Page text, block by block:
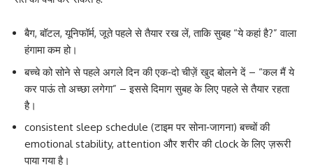
बैग, बॉटल, यूनिफॉर्म, जूते पहले से तैयार रख लें, ताकि सुबह “ये कहां है?” वाला
हंगामा कम हो।
बच्चे को सोने से पहले अगले दिन की एक‑दो चीज़ें खुद बोलने दें – “कल मैं ये
कर पाऊं तो अच्छा लगेगा” – इससे दिमाग सुबह के लिए पहले से तैयार रहता
है।
consistent sleep schedule (टाइम पर सोना‑जागना) बच्चों की
emotional stability, attention और शरीर की clock के लिए ज़रूरी
पाया गया है।